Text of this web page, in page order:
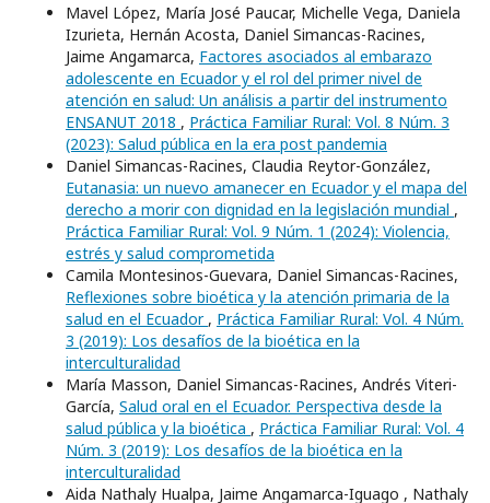
Mavel López, María José Paucar, Michelle Vega, Daniela
Izurieta, Hernán Acosta, Daniel Simancas-Racines,
Jaime Angamarca, Factores asociados al embarazo
adolescente en Ecuador y el rol del primer nivel de
atención en salud: Un análisis a partir del instrumento
ENSANUT 2018 , Práctica Familiar Rural: Vol. 8 Núm. 3
(2023): Salud pública en la era post pandemia
Daniel Simancas-Racines, Claudia Reytor-González,
Eutanasia: un nuevo amanecer en Ecuador y el mapa del
derecho a morir con dignidad en la legislación mundial ,
Práctica Familiar Rural: Vol. 9 Núm. 1 (2024): Violencia,
estrés y salud comprometida
Camila Montesinos-Guevara, Daniel Simancas-Racines,
Reflexiones sobre bioética y la atención primaria de la
salud en el Ecuador , Práctica Familiar Rural: Vol. 4 Núm.
3 (2019): Los desafíos de la bioética en la
interculturalidad
María Masson, Daniel Simancas-Racines, Andrés Viteri-
García, Salud oral en el Ecuador. Perspectiva desde la
salud pública y la bioética , Práctica Familiar Rural: Vol. 4
Núm. 3 (2019): Los desafíos de la bioética en la
interculturalidad
Aida Nathaly Hualpa, Jaime Angamarca-Iguago , Nathaly